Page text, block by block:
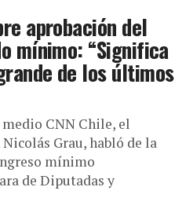
aprobación del
mínimo: “Significa
de los últimos
CNN Chile, el
Grau, habló de la
mínimo
de Diputadas y